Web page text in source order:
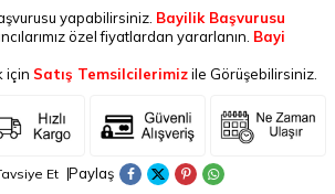
yapabilirsiniz. Bayilik Başvurusu
özel fiyatlardan yararlanın. Bayi
için Satış Temsilcilerimizile Görüşebilirsiniz.
Et Paylaş